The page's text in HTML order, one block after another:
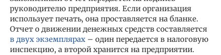
руководителю предприятия. Если организация
использует печать, она проставляется на бланке.
Отчет о движении денежных средств составляется
в двух экземплярах – один передается в налоговую
инспекцию, а второй хранится на предприятии.